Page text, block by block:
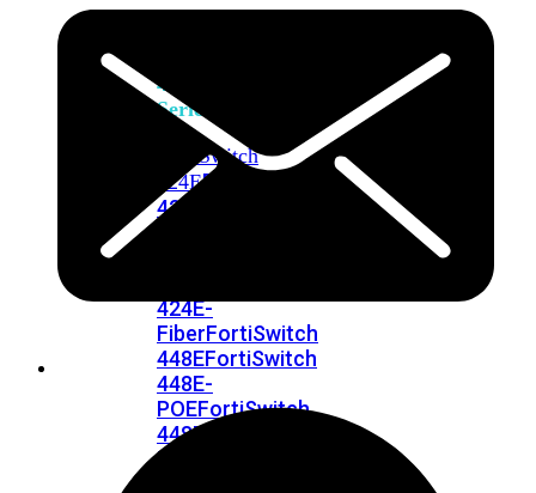
400
Series
FortiSwitch
424EFortiSwitch
424E-
424E-
FiberFortiSwitch
448EFortiSwitch
448E-
POEFortiSwitch
448E-
FPOE